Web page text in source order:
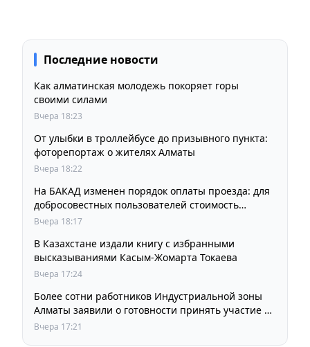
Последние новости
Как алматинская молодежь покоряет горы
своими силами
Вчера 18:23
От улыбки в троллейбусе до призывного пункта:
фоторепортаж о жителях Алматы
Вчера 18:22
На БАКАД изменен порядок оплаты проезда: для
добросовестных пользователей стоимость
остается прежней
Вчера 18:17
В Казахстане издали книгу с избранными
высказываниями Касым-Жомарта Токаева
Вчера 17:24
Более сотни работников Индустриальной зоны
Алматы заявили о готовности принять участие в
выборах членов Курылтая
Вчера 17:21